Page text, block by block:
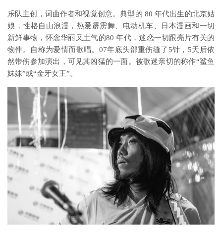
乐队主创，词曲作者和视觉创意。典型的 80 年代出生的北京姑
娘，性格自由浪漫，热爱霹雳舞、电动机车、日本漫画和一切
新鲜事物，怀念华丽又土气的80 年代，迷恋一切跟亮片有关的
物件。自称为爱情而歌唱。07年底头部重伤缝了5针，5天后依
然带伤参加演出，可见其凶猛的一面。被歌迷亲切的称作“鲨鱼
妹妹”或“金牙女王”。